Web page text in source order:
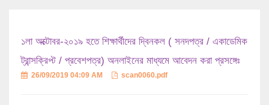
১লা অক্টোবর-২০১৯ হতে শিক্ষার্থীদের দ্বিনকল ( সনদপত্র / একাডেমিক
ট্রান্সক্রিপ্ট / প্রবেশপত্র) অনলাইনের মাধ্যমে আবেদন করা প্রসঙ্গেঃ
26/09/2019 04:09 AM scan0060.pdf